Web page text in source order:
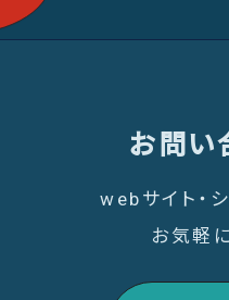
お問い
webサイト・
お気軽